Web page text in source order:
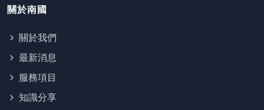
關於南國
關於我們
最新消息
服務項目
知識分享